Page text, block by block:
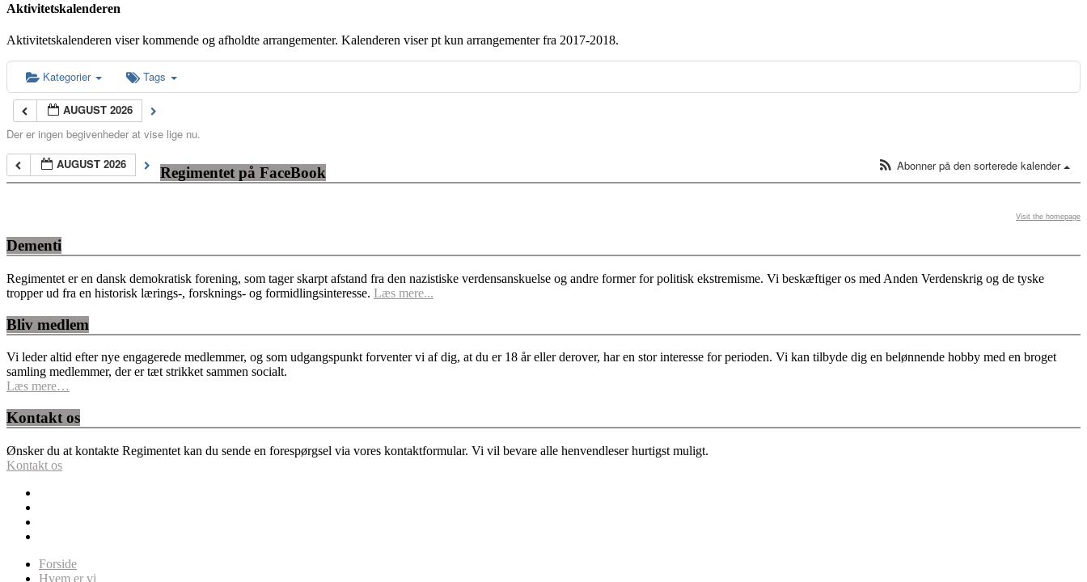
Aktivitetskalenderen
Aktivitetskalenderen viser kommende og afholdte arrangementer. Kalenderen viser pt kun arrangementer fra 2017-2018.
Kategorier Tags
AUGUST 2026
Der er ingen begivenheder at vise lige nu.
AUGUST 2026
Abonner på den sorterede kalender
Regimentet på FaceBook
Visit the homepage
Dementi
Regimentet er en dansk demokratisk forening, som tager skarpt afstand fra den nazistiske verdensanskuelse og andre former for politisk ekstremisme. Vi beskæftiger os med Anden Verdenskrig og de tyske
tropper ud fra en historisk lærings-, forsknings- og formidlingsinteresse. Læs mere...
Bliv medlem
Vi leder altid efter nye engagerede medlemmer, og som udgangspunkt forventer vi af dig, at du er 18 år eller derover, har en stor interesse for perioden. Vi kan tilbyde dig en belønnende hobby med en broget
samling medlemmer, der er tæt strikket sammen socialt.
Læs mere…
Kontakt os
Ønsker du at kontakte Regimentet kan du sende en forespørgsel via vores kontaktformular. Vi vil bevare alle henvendleser hurtigst muligt.
Kontakt os
Forside
Hvem er vi